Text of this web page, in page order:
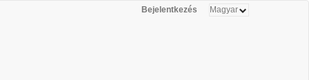
Bejelentkezés